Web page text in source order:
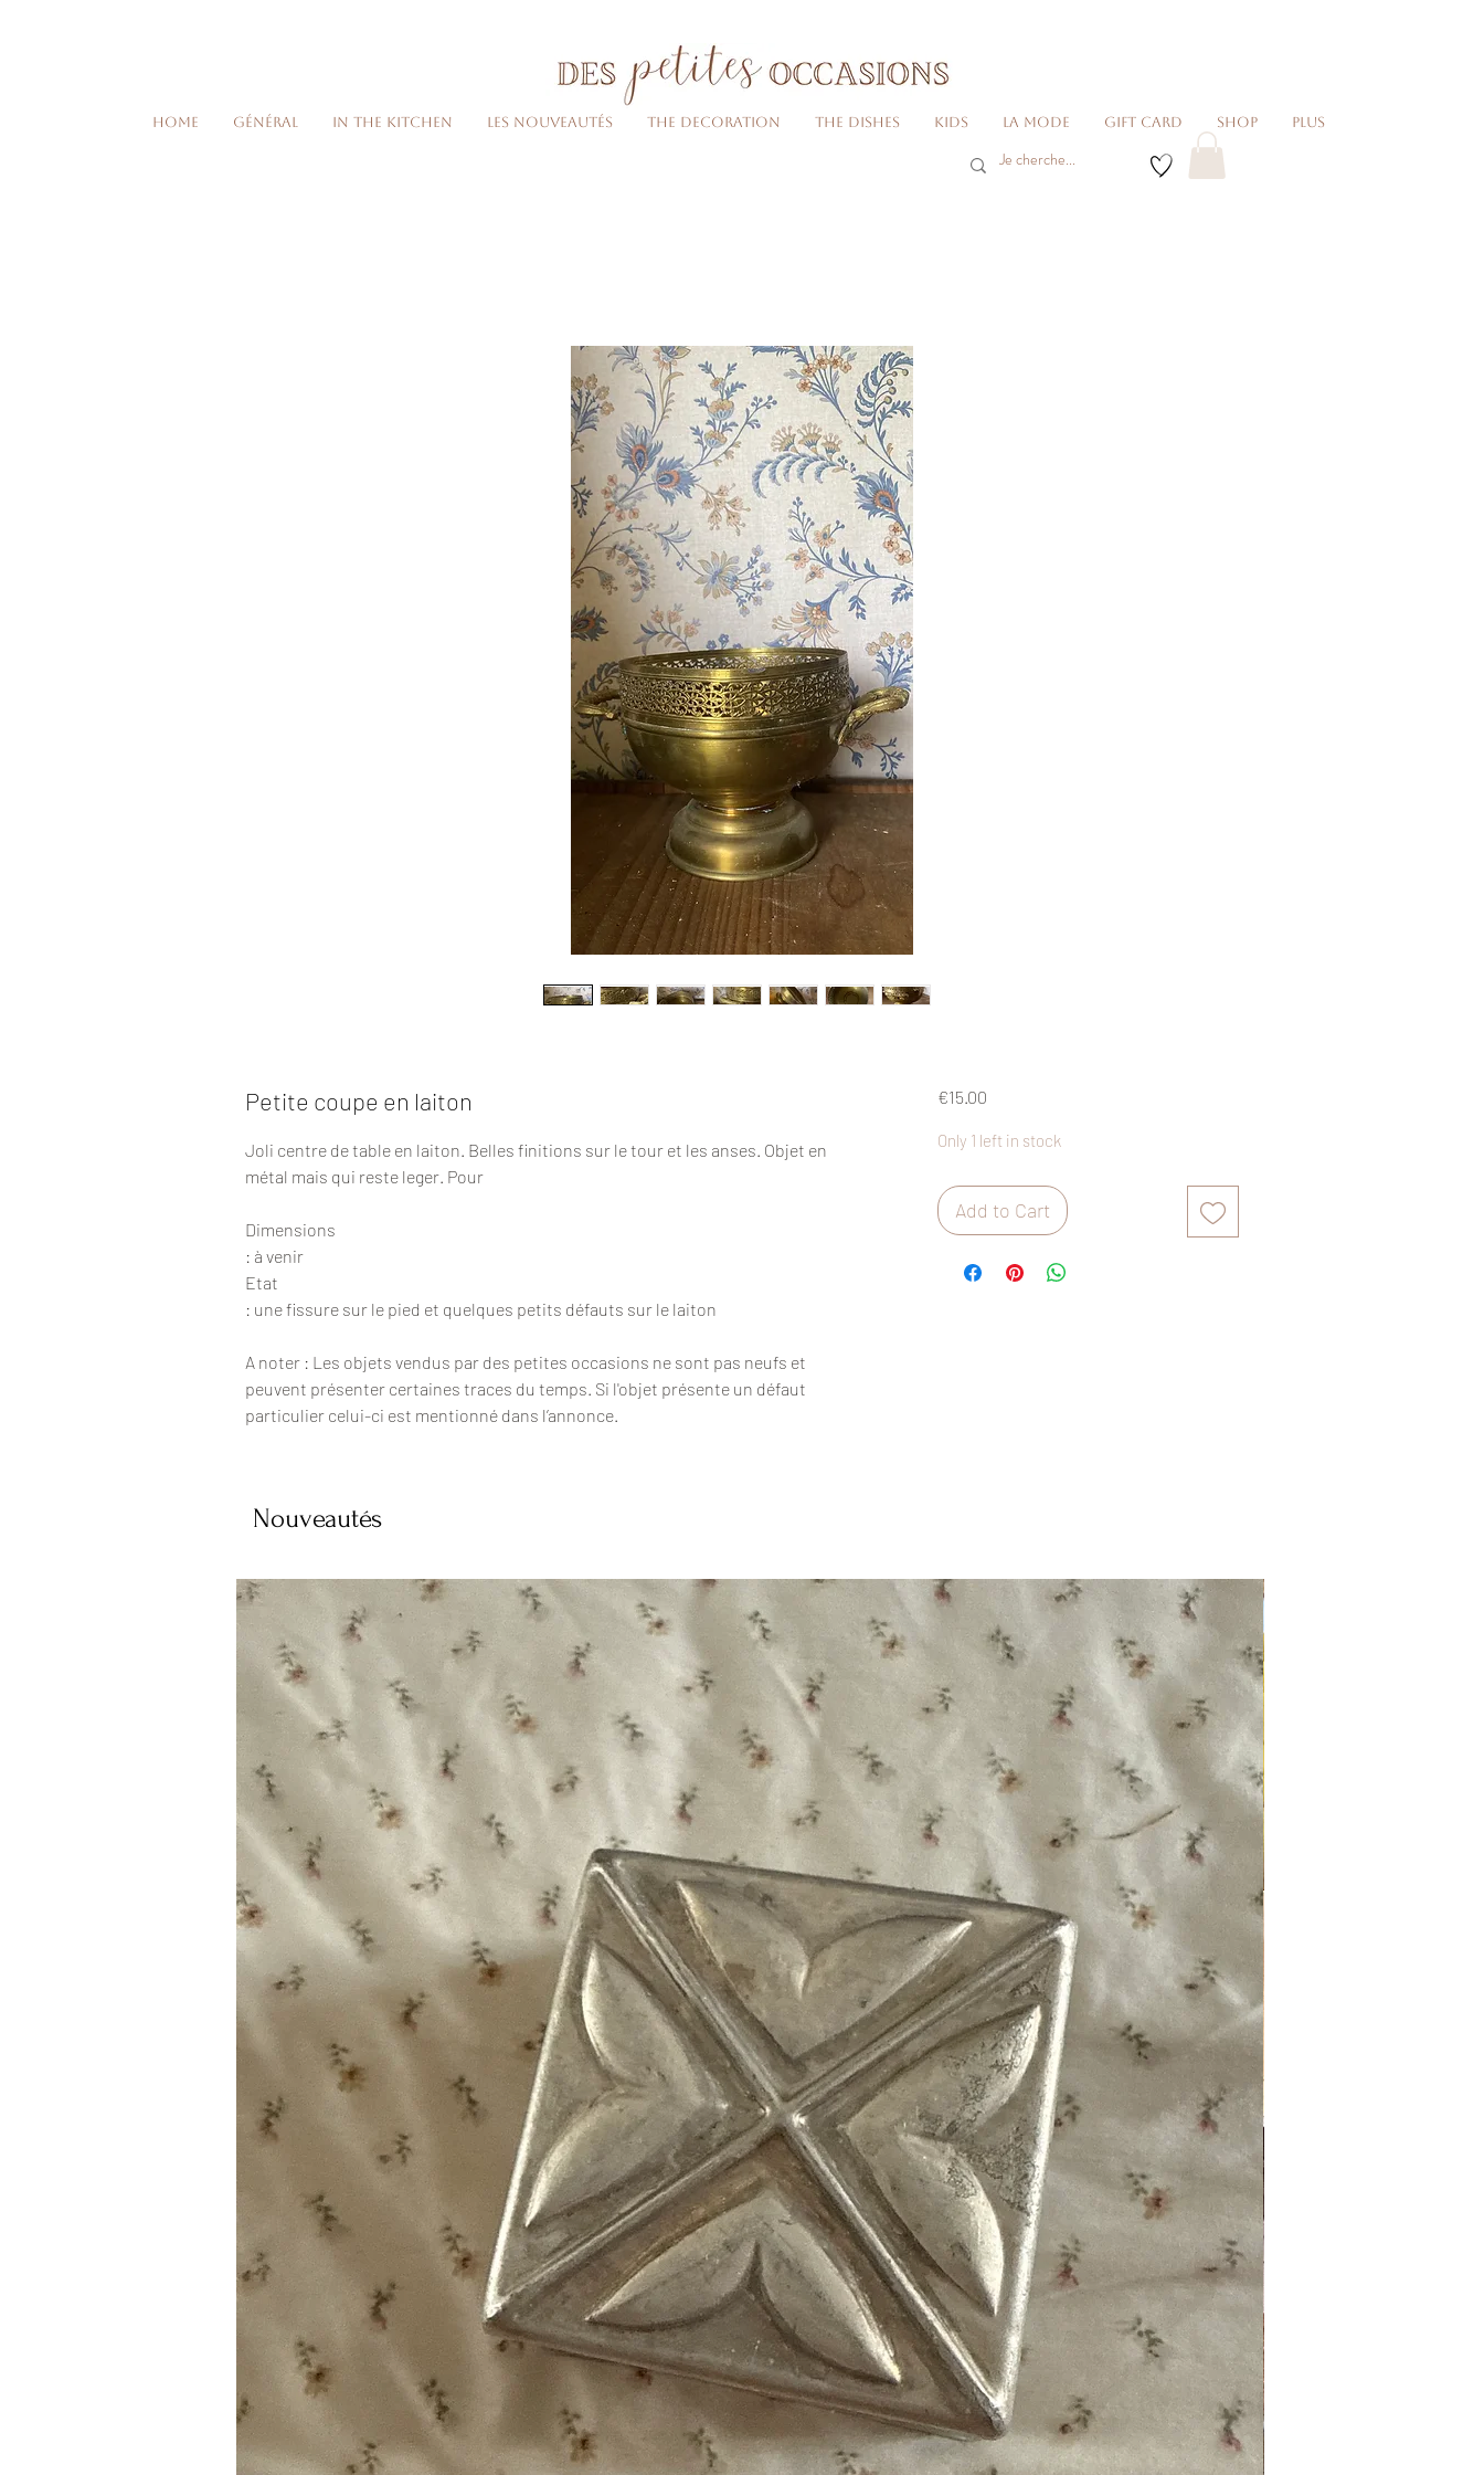
Home Général In the kitchen Les nouveautés The decoration The dishes Kids La Mode Gift card Shop Plus
Petite coupe en laiton
Joli centre de table en laiton. Belles finitions sur le tour et les anses. Objet en
métal mais qui reste leger. Pour
Dimensions
: à venir
Etat
: une fissure sur le pied et quelques petits défauts sur le laiton
A noter : Les objets vendus par des petites occasions ne sont pas neufs et
peuvent présenter certaines traces du temps. Si l'objet présente un défaut
particulier celui-ci est mentionné dans l’annonce.
€15.00Price
Only 1 left in stock
Add to Cart
Nouveautés